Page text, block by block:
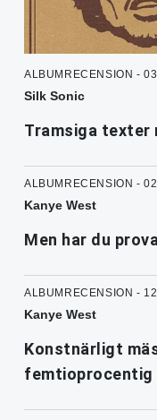
ALBUMRECENSION -
Silk Sonic
Tramsiga texter
ALBUMRECENSION -
Kanye West
Men har du
ALBUMRECENSION -
Kanye West
Konstnärligt
femtioprocentig